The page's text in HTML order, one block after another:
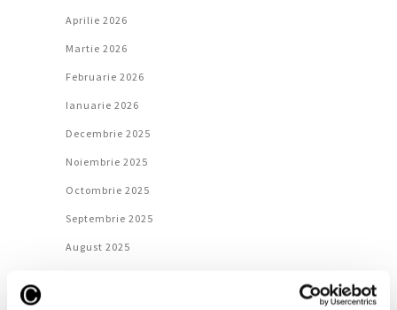
Aprilie 2026
Martie 2026
Februarie 2026
Ianuarie 2026
Decembrie 2025
Noiembrie 2025
Octombrie 2025
Septembrie 2025
August 2025